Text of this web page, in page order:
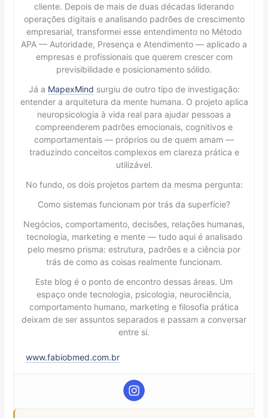
cliente. Depois de mais de duas décadas liderando
operações digitais e analisando padrões de crescimento
empresarial, transformei esse entendimento no Método
APA — Autoridade, Presença e Atendimento — aplicado a
empresas e profissionais que querem crescer com
previsibilidade e posicionamento sólido.
Já a MapexMind surgiu de outro tipo de investigação:
entender a arquitetura da mente humana. O projeto aplica
neuropsicologia à vida real para ajudar pessoas a
compreenderem padrões emocionais, cognitivos e
comportamentais — próprios ou de quem amam —
traduzindo conceitos complexos em clareza prática e
utilizável.
No fundo, os dois projetos partem da mesma pergunta:
Como sistemas funcionam por trás da superfície?
Negócios, comportamento, decisões, relações humanas,
tecnologia, marketing e mente — tudo aqui é analisado
pelo mesmo prisma: estrutura, padrões e a ciência por
trás de como as coisas realmente funcionam.
Este blog é o ponto de encontro dessas áreas. Um
espaço onde tecnologia, psicologia, neurociência,
comportamento humano, marketing e filosofia prática
deixam de ser assuntos separados e passam a conversar
entre si.
www.fabiobmed.com.br